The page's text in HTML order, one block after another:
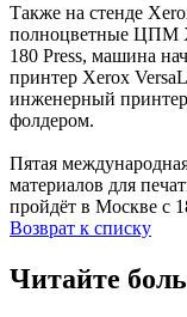
Также на стенде
полноцветные ЦПМ
180 Press, машина
принтер Xerox
инженерный
фолдером.
Пятая
материалов для
пройдёт в Москве с
Возврат к списку
Читайте